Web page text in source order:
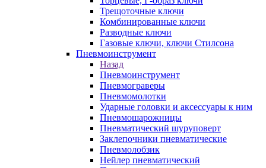
Трещоточные ключи
Комбинированные ключи
Разводные ключи
Газовые ключи, ключи Стилсона
Пневмоинструмент
Назад
Пневмоинструмент
Пневмограверы
Пневмомолотки
Ударные головки и аксессуары к ним
Пневмошарожницы
Пневматический шуруповерт
Заклепочники пневматические
Пневмолобзик
Нейлер пневматический